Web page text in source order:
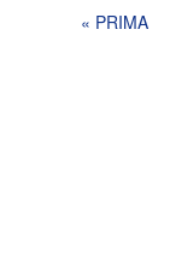
« PRIMA